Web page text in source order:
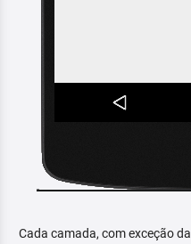
Cada camada, com exceção